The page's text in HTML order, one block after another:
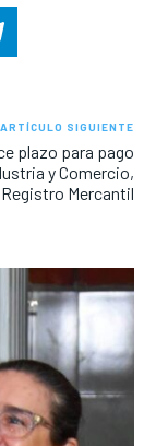
ARTÍCULO SIGUIENTE
plazo para pago
y Comercio,
Mercantil